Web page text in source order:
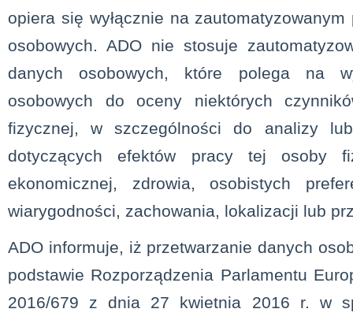
opiera się wyłącznie na
osobowych. ADO nie stosuje
danych osobowych, które polega na
osobowych do oceny niektórych
fizycznej, w szczególności do analizy
dotyczących efektów pracy tej osoby
ekonomicznej, zdrowia, osobistych
wiarygodności, zachowania, lokalizacji lub
ADO informuje, iż przetwarzanie danych
podstawie Rozporządzenia Parlamentu
2016/679 z dnia 27 kwietnia 2016 r. w